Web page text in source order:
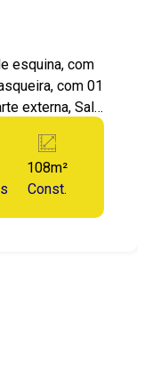
esquina, com
com 01
externa, Sala
ao Parque
108m²
Const.